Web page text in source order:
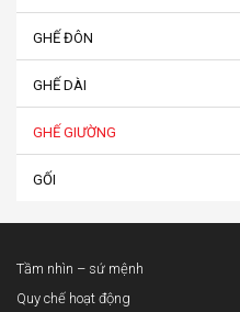
GHẾ ĐÔN
GHẾ DÀI
GHẾ GIƯỜNG
GỐI
Tầm nhìn – sứ mệnh
Quy chế hoạt động